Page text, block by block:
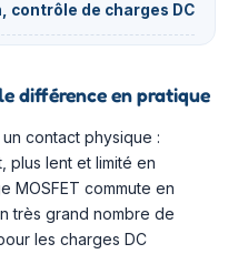
contrôle de charges DC
différence en pratique
contact physique :
plus lent et limité en
MOSFET commute en
très grand nombre de
les charges DC